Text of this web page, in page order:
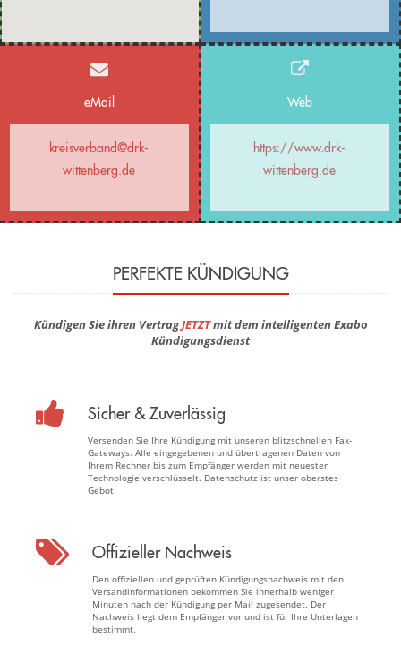
eMail
kreisverband@drk-
wittenberg.de
Web
https://www.drk-
wittenberg.de
PERFEKTE KÜNDIGUNG
Kündigen Sie ihren VertragJETZTmit dem intelligenten Exabo
Kündigungsdienst
Sicher & Zuverlässig
Versenden Sie Ihre Kündigung mit unseren blitzschnellen Fax-
Gateways. Alle eingegebenen und übertragenen Daten von
Ihrem Rechner bis zum Empfänger werden mit neuester
Technologie verschlüsselt. Datenschutz ist unser oberstes
Gebot.
Offizieller Nachweis
Den offiziellen und geprüften Kündigungsnachweis mit den
Versandinformationen bekommen Sie innerhalb weniger
Minuten nach der Kündigung per Mail zugesendet. Der
Nachweis liegt dem Empfänger vor und ist für Ihre Unterlagen
bestimmt.